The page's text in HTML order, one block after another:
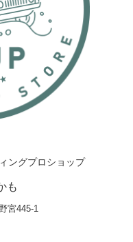
ングプロショップ
も
宮445-1